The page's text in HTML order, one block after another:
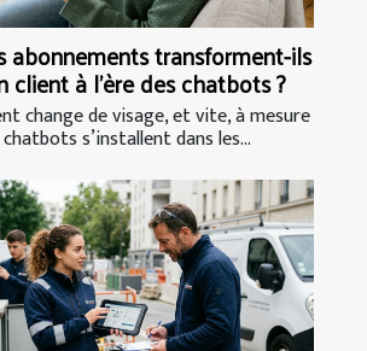
abonnements transforment-ils
client à l’ère des chatbots ?
change de visage, et vite, à mesure
s’installent dans les...